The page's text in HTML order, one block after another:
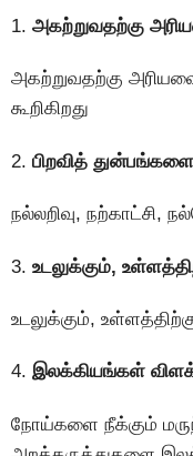
1. அகற்றுவதற்கு
அகற்றுவதற்கு
கூறிகிறது
2. பிறவித்
நல்லறிவு, நற்காட்சி,
3. உடலுக்கும்,
உடலுக்கும்,
4. இலக்கியங்கள்
நோய்களை நீக்கும்